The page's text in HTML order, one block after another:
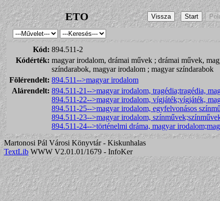
ETO
Kód: 894.511-2
Kódérték: magyar irodalom, drámai művek ; drámai művek,
színdarabok, magyar irodalom ; magyar színdarabok
Fölérendelt: 894.511-->magyar irodalom
Alárendelt: 894.511-21-->magyar irodalom, tragédia;tragédia,
894.511-22-->magyar irodalom, vígjáték;vígjáték,
894.511-25-->magyar irodalom, egyfelvonásos
894.511-23-->magyar irodalom,
894.511-24-->történelmi dráma, magyar
Martonosi Pál Városi Könyvtár - Kiskunhalas
TextLib WWW V2.01.01/1679 - InfoKer